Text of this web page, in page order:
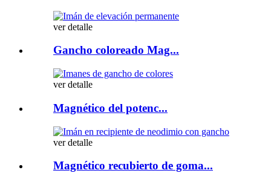
ver detalle
Gancho coloreado Mag...
ver detalle
Magnético del potenc...
ver detalle
Magnético recubierto de goma...